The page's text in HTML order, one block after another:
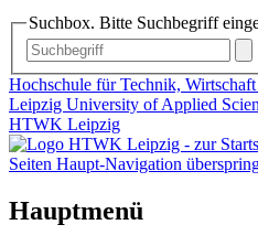
Suchbox. Bitte Suchbegriff
Hochschule für Technik,
Leipzig University of Applied
HTWK Leipzig
Seiten Haupt-Navigation
Hauptmenü